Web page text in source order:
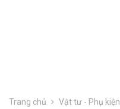
Trang chủ Vật tư - Phụ kiện